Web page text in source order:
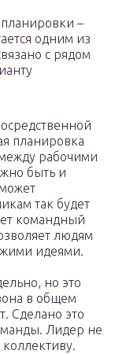
–
одним из
с рядом
планировка
между рабочими
быть и
так будет
командный
людям
идеями.
но это
в общем
Сделано это
Лидер не